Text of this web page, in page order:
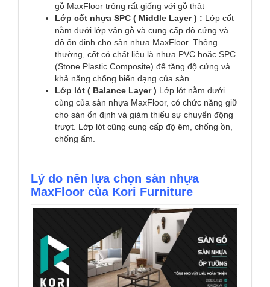
gỗ MaxFloor trông rất giống với gỗ thật
Lớp cốt nhựa SPC ( Middle Layer ) : Lớp cốt
nằm dưới lớp vân gỗ và cung cấp độ cứng và
độ ổn định cho sàn nhựa MaxFloor. Thông
thường, cốt có chất liệu là nhựa PVC hoặc SPC
(Stone Plastic Composite) để tăng độ cứng và
khả năng chống biến dạng của sàn.
Lớp lót ( Balance Layer ) Lớp lót nằm dưới
cùng của sàn nhựa MaxFloor, có chức năng giữ
cho sàn ổn định và giảm thiểu sự chuyển động
trượt. Lớp lót cũng cung cấp độ êm, chống ồn,
chống ẩm.
Lý do nên lựa chọn sàn nhựa
MaxFloor của Kori Furniture